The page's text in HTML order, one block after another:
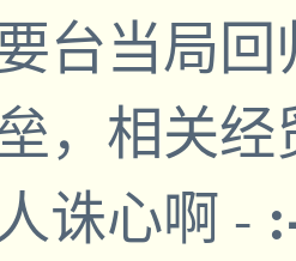
台当局
，相关
诛心啊 -